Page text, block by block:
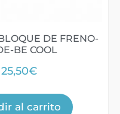
DE FRENO-
BE COOL
25,50€
al carrito